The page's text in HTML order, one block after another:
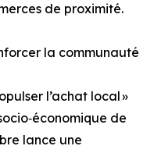
de proximité.
la communauté
l’achat local »
de
lance une